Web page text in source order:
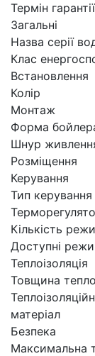
Термін
Загальні
Назва серії
Клас
Встановлення
Колір
Монтаж
Форма
Шнур
Розміщення
Керування
Тип керування
Кількість
Доступні
Теплоізоляція
Товщина
матеріал
Безпека
Максимальна